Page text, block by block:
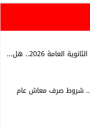
منحة القطع 2026.. شروط صرف معاش عام